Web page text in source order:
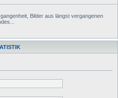
Bilder aus längst vergangenen